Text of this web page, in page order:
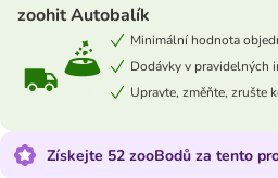
zoohit Autobalík
Minimální hodnota
Dodávky v pravidelných
Upravte, změňte, zrušte
Získejte 52 zooBodů za tento